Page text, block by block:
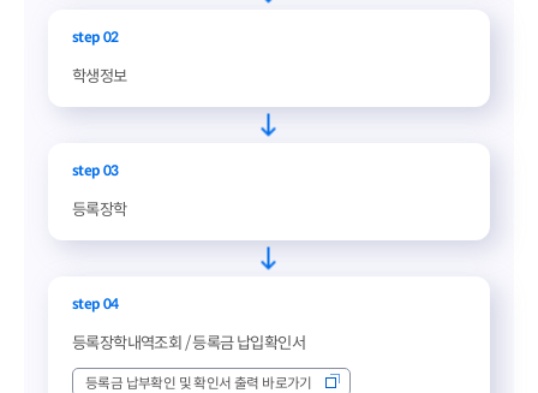
step 02
학생정보
step 03
등록장학
step 04
등록장학내역조회 / 등록금 납입확인서
등록금 납부확인 및 확인서 출력 바로가기